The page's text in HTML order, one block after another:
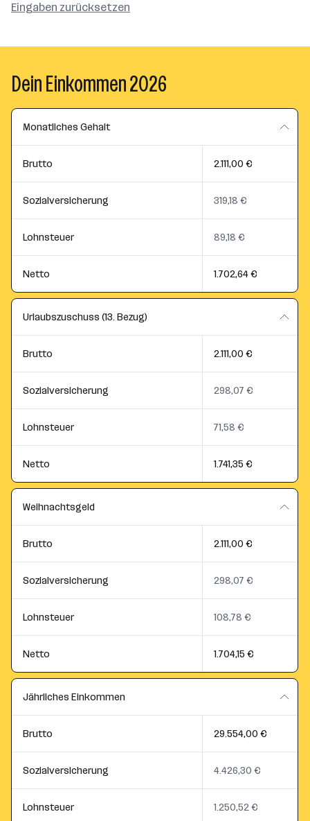
Eingaben zurücksetzen
Dein Einkommen 2026
Monatliches Gehalt
Brutto 2.111,00 €
Sozialversicherung 319,18 €
Lohnsteuer 89,18 €
Netto 1.702,64 €
Urlaubszuschuss (13. Bezug)
Brutto 2.111,00 €
Sozialversicherung 298,07 €
Lohnsteuer 71,58 €
Netto 1.741,35 €
Weihnachtsgeld
Brutto 2.111,00 €
Sozialversicherung 298,07 €
Lohnsteuer 108,78 €
Netto 1.704,15 €
Jährliches Einkommen
Brutto 29.554,00 €
Sozialversicherung 4.426,30 €
Lohnsteuer 1.250,52 €